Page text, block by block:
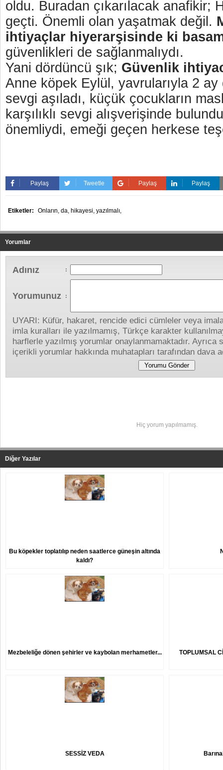
oldu. Buradan çıkarılacak anafikir;
geçti. Önemli olan yaşatmak değil.
ihtiyaçlar hiyerarşisinde ki
güvenlikleri de sağlanmalıydı.
Yani dördüncü şık; Güvenlik
Anne köpek Eylül, yavrularıyla 2 ay
sevgi aşıladı, küçük çocukların
karşılıklı sevgi alışverişinde
önemliydi, emeği geçen herkese
Paylaş Tweetle Paylaş Paylaş
Etiketler: Onların, da, hikayesi, yazılmalı,
Yorumlar
Adınız :
Yorumunuz :
UYARI: Küfür, hakaret, rencide edici cümleler veya
imla kuralları ile yazılmamış, Türkçe karakter
harflerle yazılmış yorumlar onaylanmamaktadır.
içerikli yorumlar hakkında muhatapları tarafından dava
Hiç yorum yapılmamış.
Diğer Yazılar
Bu köpekler toplatılıp neden saatlerce güneşin altında
kaldı?
Mezbeleliğe dönen şehirler ve kaybolan merhametler... TOPLUMSAL
SESSİZ VEDA